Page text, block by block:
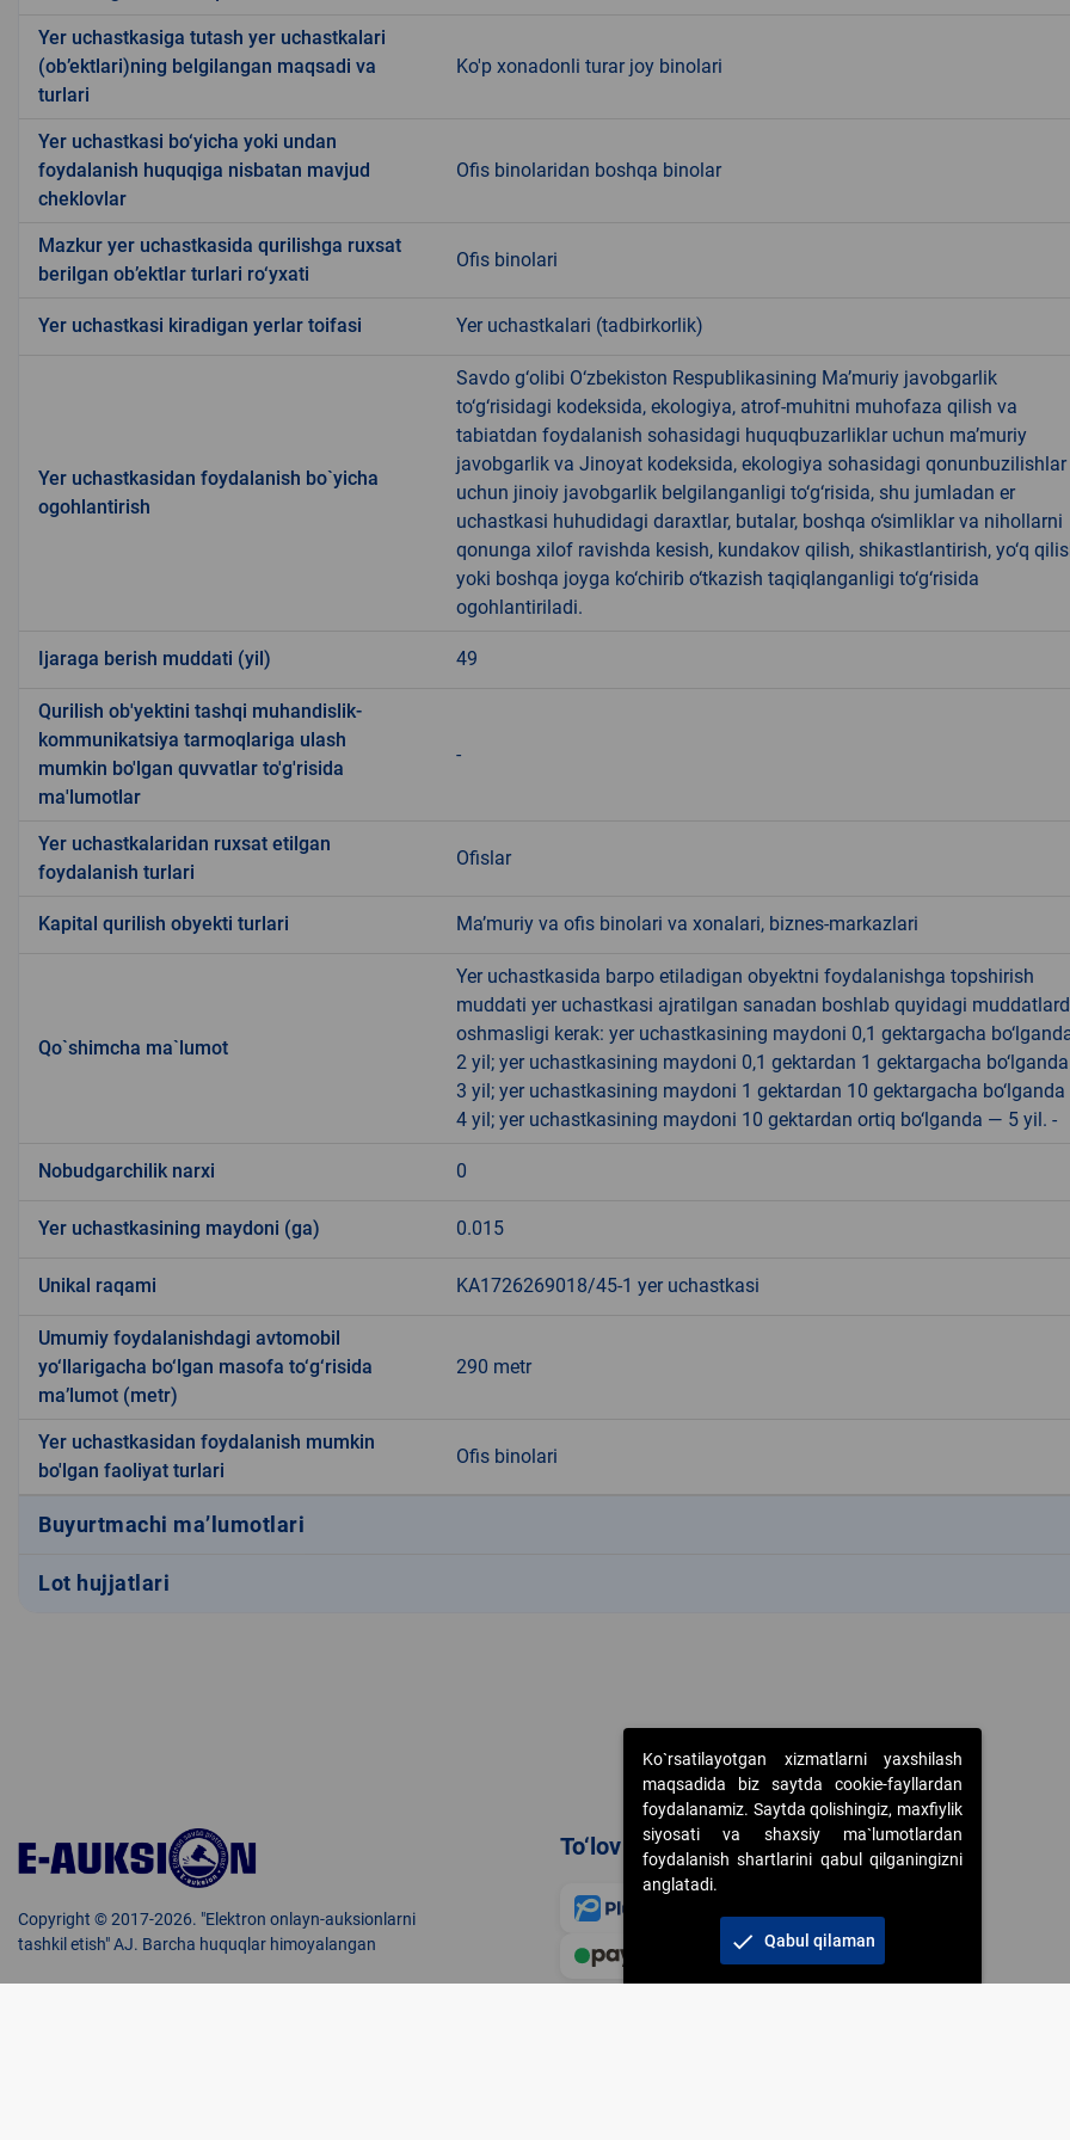
Yer uchastkasiga tutash yer uchastkalari
(ob’ektlari)ning belgilangan maqsadi va
turlari
Ko'p xonadonli turar joy binolari
Yer uchastkasi bo‘yicha yoki undan
foydalanish huquqiga nisbatan mavjud
cheklovlar
Ofis binolaridan boshqa binolar
Mazkur yer uchastkasida qurilishga ruxsat
berilgan ob’ektlar turlari ro‘yxati
Ofis binolari
Yer uchastkasi kiradigan yerlar toifasi Yer uchastkalari (tadbirkorlik)
Yer uchastkasidan foydalanish bo`yicha
ogohlantirish
Savdo g‘olibi O‘zbekiston Respublikasining Ma’muriy javobgarlik
to‘g‘risidagi kodeksida, ekologiya, atrof-muhitni muhofaza qilish va
tabiatdan foydalanish sohasidagi huquqbuzarliklar uchun ma’muriy
javobgarlik va Jinoyat kodeksida, ekologiya sohasidagi qonunbuzilishlar
uchun jinoiy javobgarlik belgilanganligi to‘g‘risida, shu jumladan er
uchastkasi huhudidagi daraxtlar, butalar, boshqa o‘simliklar va nihollarni
qonunga xilof ravishda kesish, kundakov qilish, shikastlantirish, yo‘q
yoki boshqa joyga ko‘chirib o‘tkazish taqiqlanganligi to‘g‘risida
ogohlantiriladi.
Ijaraga berish muddati (yil) 49
Qurilish ob'yektini tashqi muhandislik-
kommunikatsiya tarmoqlariga ulash
mumkin bo'lgan quvvatlar to'g'risida
ma'lumotlar
-
Yer uchastkalaridan ruxsat etilgan
foydalanish turlari
Ofislar
Kapital qurilish obyekti turlari Ma’muriy va ofis binolari va xonalari, biznes-markazlari
Qo`shimcha ma`lumot
Yer uchastkasida barpo etiladigan obyektni foydalanishga topshirish
muddati yer uchastkasi ajratilgan sanadan boshlab quyidagi
oshmasligi kerak: yer uchastkasining maydoni 0,1 gektargacha
2 yil; yer uchastkasining maydoni 0,1 gektardan 1 gektargacha
3 yil; yer uchastkasining maydoni 1 gektardan 10 gektargacha
4 yil; yer uchastkasining maydoni 10 gektardan ortiq bo‘lganda — 5 yil. -
Nobudgarchilik narxi 0
Yer uchastkasining maydoni (ga) 0.015
Unikal raqami KA1726269018/45-1 yer uchastkasi
Umumiy foydalanishdagi avtomobil
yo‘llarigacha bo‘lgan masofa to‘g‘risida
ma’lumot (metr)
290 metr
Yer uchastkasidan foydalanish mumkin
bo'lgan faoliyat turlari
Ofis binolari
Buyurtmachi ma’lumotlari
Lot hujjatlari
Copyright © 2017-2026. "Elektron onlayn-auksionlarni
tashkil etish" AJ. Barcha huquqlar himoyalangan
To‘lov usullari
Ko`rsatilayotgan xizmatlarni yaxshilash
maqsadida biz saytda cookie-fayllardan
foydalanamiz. Saytda qolishingiz, maxfiylik
siyosati va shaxsiy ma`lumotlardan
foydalanish shartlarini qabul qilganingizni
anglatadi.
check Qabul qilaman